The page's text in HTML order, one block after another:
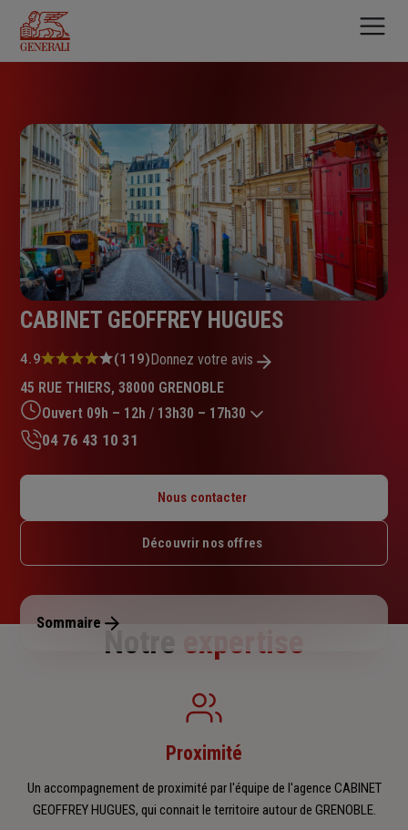
contenu
principal
CABINET GEOFFREY HUGUES
Note
4.9
sur
5
étoiles
4.9 (119)Donnez votre avis
45 RUE THIERS, 38000 GRENOBLE
Ouvert 09h – 12h / 13h30 – 17h30
Mardi : 09h – 12h / 13h30 – 17h30
Jeudi : 09h – 12h / 13h30 – 17h30
Dimanche : Fermé
04 76 43 10 31
Nous contacter
Découvrir nos offres
Sommaire
Notre expertise
Proximité
Un accompagnement de proximité par l'équipe de l'agence CABINET
GEOFFREY HUGUES, qui connait le territoire autour de GRENOBLE.